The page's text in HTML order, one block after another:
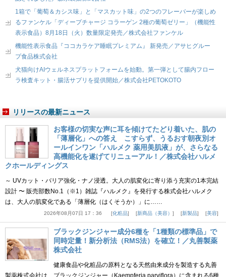
1箱で「葡萄＆カシス味」と「マスカット味」の2つのフレーバーが楽しめ
るファンケル「ディープチャージ コラーゲン 2種の葡萄ゼリー」（機能性
表示食品）8月18日（火）数量限定発売／株式会社ファンケル
機能性表示食品『ココカラケア睡眠プレミアム』 新発売／アサヒグルー
プ食品株式会社
犬猫向けAIウェルネスプラットフォームを始動。第一弾として腸内フロー
ラ検査キット・腸活サプリを提供開始／株式会社PETOKOTO
リリースの最新ニュース
お客様の切実な声に耳を傾けてたどり着いた、肌の
「薄層化」への答え こすらず、うるおす朝夜別オ
ールインワン「ハルメク 薬用美肌液」が、さらなる
高機能化を遂げてリニューアル！／株式会社ハルメ
クホールディングス
～ UVカット・バリア強化・ナノ浸透。大人の肌変化に寄り添う充実の1本完結
設計 〜 販売部数No.1（※1）雑誌『ハルメク』を発行する株式会社ハルメク
は、大人の肌変化である「薄層化（はくそうか）」に……
2026年08月07日 17：36 化粧品 新商品（美容） 新製品 美容
ブラックジンジャー成分6種を「1種類の標準品」で
同時定量！新分析法（RMS法）を確立！／丸善製薬
株式会社
健康食品や化粧品の原料となる天然由来成分を製造する丸善
製薬株式会社は、ブラックジンジャー（Kaempferia parviflora）に含まれる6種